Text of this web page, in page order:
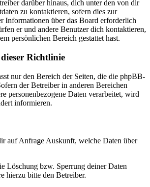
darüber hinaus, dich unter den von dir
zu kontaktieren, sofern dies zur
Informationen über das Board erforderlich
er und andere Benutzer dich kontaktieren,
persönlichen Bereich gestattet hast.
Richtlinie
nur den Bereich der Seiten, die die phpBB-
der Betreiber in anderen Bereichen
personenbezogene Daten verarbeitet, wird
informieren.
auf Anfrage Auskunft, welche Daten über
Löschung bzw. Sperrung deiner Daten
hierzu bitte den Betreiber.